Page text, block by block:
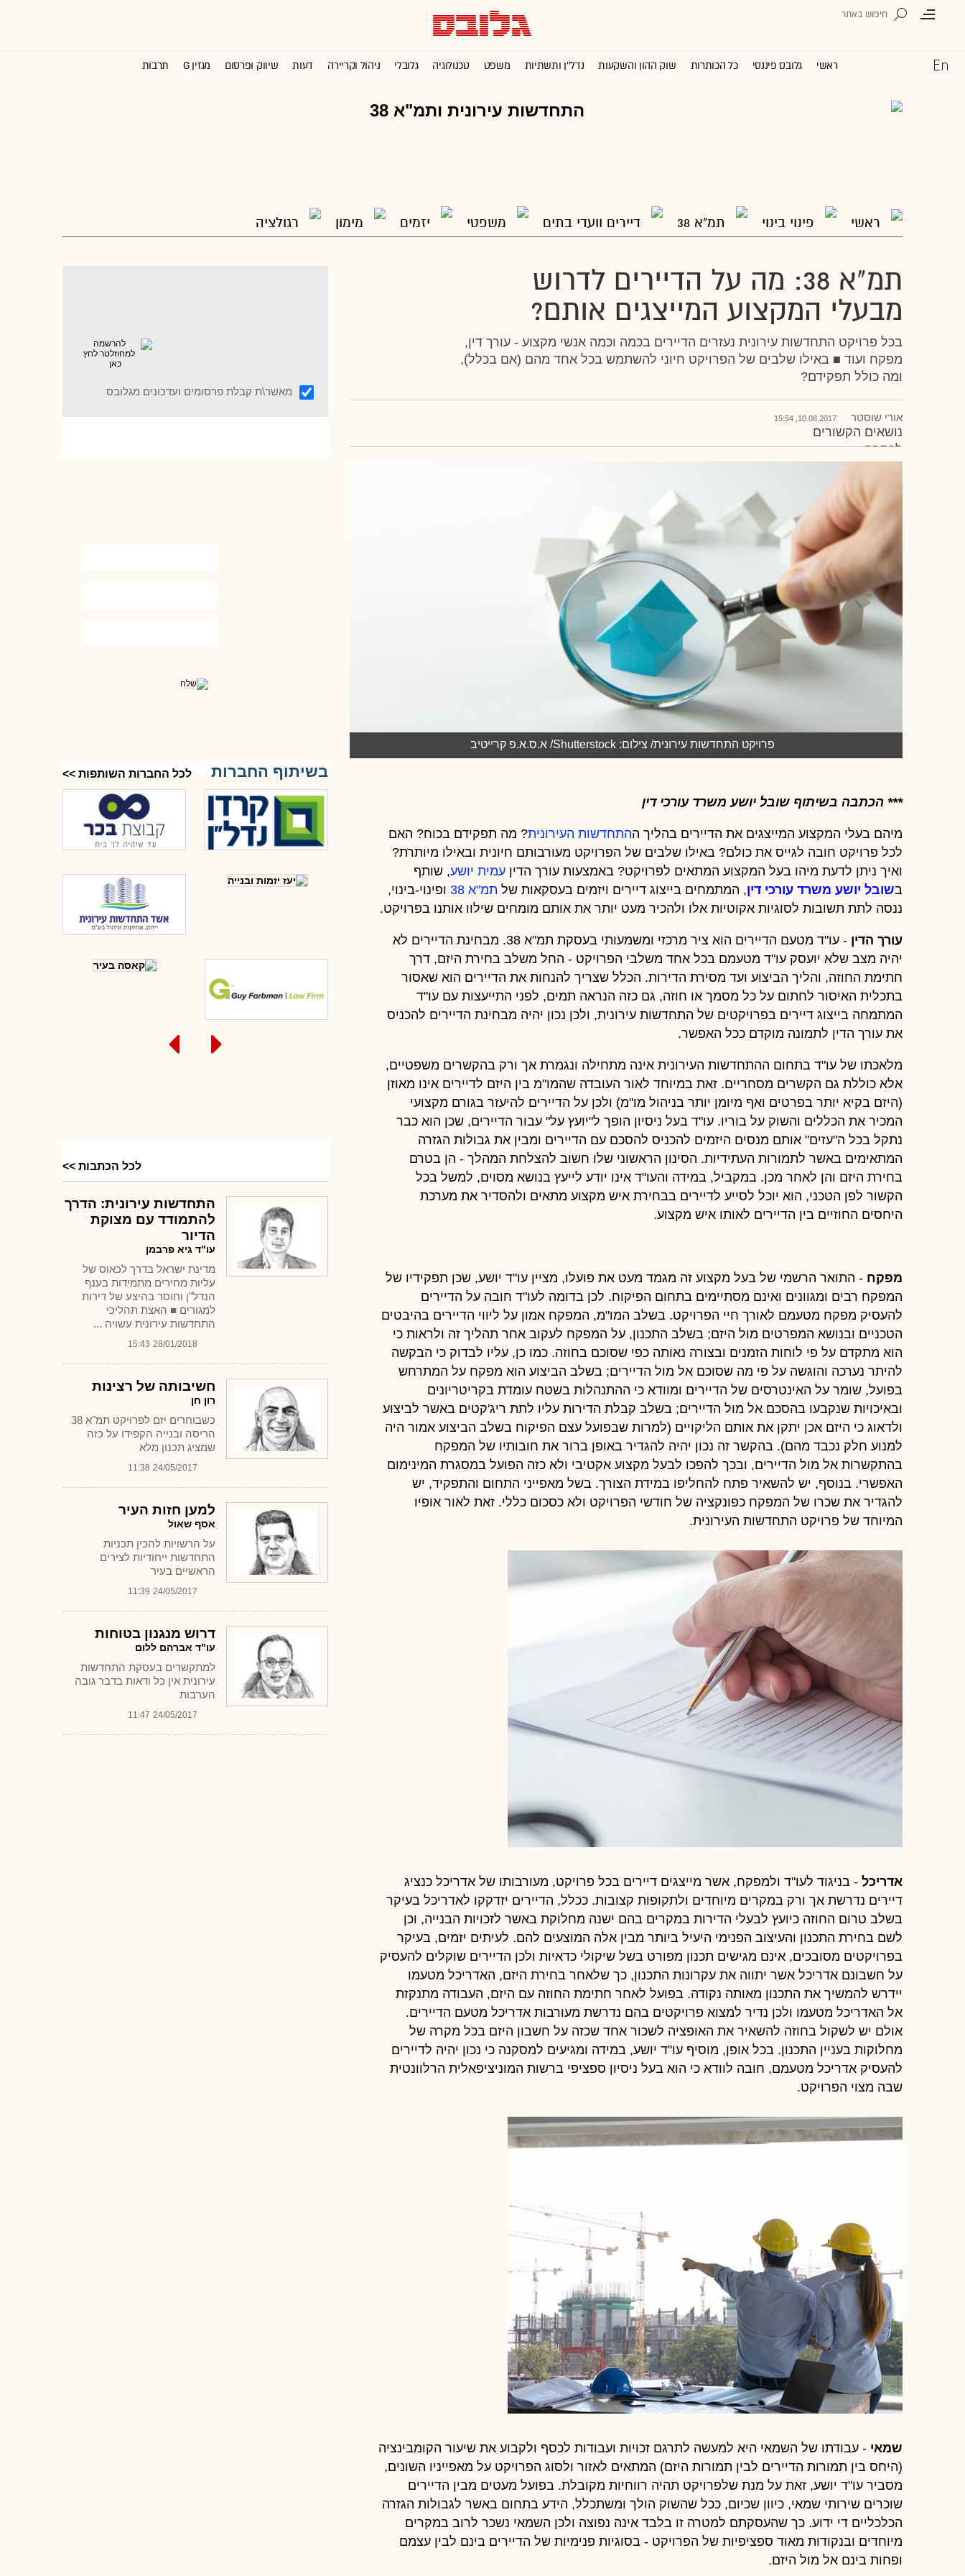
ראשי גלובס פיננסי כל הכותרות שוק ההון והשקעות נדל''ן ותשתיות משפט טכנולוגיה גלובלי ניהול וקריירה דעות שיווק ופרסום מגזין G תרבות
ראשי פינוי בינוי תמ"א 38 דיירים וועדי בתים משפטי יזמים מימון רגולציה
תמ"א 38: מה על הדיירים לדרוש
מבעלי המקצוע המייצגים אותם?
בכל פרויקט התחדשות עירונית נעזרים הדיירים בכמה וכמה אנשי מקצוע - עורך דין,
מפקח ועוד ■ באילו שלבים של הפרויקט חיוני להשתמש בכל אחד מהם (אם בכלל),
ומה כולל תפקידם?
אורי שוסטר 10.08.2017, 15:54
נושאים הקשורים
לכתבה
התחדשות עירונית
עו"ד עמית יושע
פרויקט התחדשות עירונית/ צילום: Shutterstock/ א.ס.א.פ קרייטיב
*** הכתבה בשיתוף שובל יושע משרד עורכי דין
מיהם בעלי המקצוע המייצגים את הדיירים בהליך ההתחדשות העירונית? מה תפקידם בכוח? האם
לכל פרויקט חובה לגייס את כולם? באילו שלבים של הפרויקט מעורבותם חיונית ובאילו מיותרת?
ואיך ניתן לדעת מיהו בעל המקצוע המתאים לפרויקט? באמצעות עורך הדין עמית יושע, שותף
בשובל יושע משרד עורכי דין, המתמחים בייצוג דיירים ויזמים בעסקאות של תמ"א 38
ופינוי-בינוי,
ננסה לתת תשובות לסוגיות אקוטיות אלו ולהכיר מעט יותר את אותם מומחים שילוו אותנו בפרויקט.
עורך הדין
- עו"ד מטעם הדיירים הוא ציר מרכזי ומשמעותי בעסקת תמ"א 38. מבחינת הדיירים לא
יהיה מצב שלא יועסק עו"ד מטעמם בכל אחד משלבי הפרויקט - החל משלב בחירת היזם, דרך
חתימת החוזה, והליך הביצוע ועד מסירת הדירות. הכלל שצריך להנחות את הדיירים הוא שאסור
בתכלית האיסור לחתום על כל מסמך או חוזה, גם כזה הנראה תמים, לפני התייעצות עם עו"ד
המתמחה בייצוג דיירים בפרויקטים של התחדשות עירונית, ולכן נכון יהיה מבחינת הדיירים להכניס
את עורך הדין לתמונה מוקדם ככל האפשר.
מלאכתו של עו"ד בתחום ההתחדשות העירונית אינה מתחילה ונגמרת אך ורק בהקשרים משפטיים,
אלא כוללת גם הקשרים מסחריים. זאת במיוחד לאור העובדה שהמו"מ בין היזם לדיירים אינו מאוזן
(היזם בקיא יותר בפרטים ואף מיומן יותר בניהול מו"מ) ולכן על הדיירים להיעזר בגורם מקצועי
המכיר את הכללים והשוק על בוריו. עו"ד בעל ניסיון הופך ל"יועץ על" עבור הדיירים, שכן הוא כבר
נתקל בכל ה"עזים" אותם מנסים היזמים להכניס להסכם עם הדיירים ומבין את גבולות הגזרה
המתאימים באשר לתמורות העתידיות. הסינון הראשוני שלו חשוב להצלחת המהלך - הן בטרם
בחירת היזם והן לאחר מכן. במקביל, במידה והעו"ד אינו יודע לייעץ בנושא מסוים, למשל בכל
הקשור לפן הטכני, הוא יוכל לסייע לדיירים בבחירת איש מקצוע מתאים ולהסדיר את מערכת
היחסים החוזיים בין הדיירים לאותו איש מקצוע.
מפקח - התואר הרשמי של בעל מקצוע זה מגמד מעט את פועלו, מציין עו"ד יושע, שכן תפקידיו של
המפקח רבים ומגוונים ואינם מסתיימים בתחום הפיקוח. לכן בדומה לעו"ד חובה על הדיירים
להעסיק מפקח מטעמם לאורך חיי הפרויקט. בשלב המו"מ, המפקח אמון על ליווי הדיירים בהיבטים
הטכניים ובנושא המפרטים מול היזם; בשלב התכנון, על המפקח לעקוב אחר תהליך זה ולראות כי
הוא מתקדם על פי לוחות הזמנים ובצורה נאותה כפי שסוכם בחוזה. כמו כן, עליו לבדוק כי הבקשה
להיתר נערכה והוגשה על פי מה שסוכם אל מול הדיירים; בשלב הביצוע הוא מפקח על המתרחש
בפועל, שומר על האינטרסים של הדיירים ומוודא כי ההתנהלות בשטח עומדת בקריטריונים
ובאיכויות שנקבעו בהסכם אל מול הדיירים; בשלב קבלת הדירות עליו לתת ריג'קטים באשר לביצוע
ולדאוג כי היזם אכן יתקן את אותם הליקויים (למרות שבפועל עצם הפיקוח בשלב הביצוע אמור היה
למנוע חלק נכבד מהם). בהקשר זה נכון יהיה להגדיר באופן ברור את חובותיו של המפקח
בהתקשרות אל מול הדיירים, ובכך להפכו לבעל מקצוע אקטיבי ולא כזה הפועל במסגרת המינימום
האפשרי. בנוסף, יש להשאיר פתח להחליפו במידת הצורך. בשל מאפייני התחום והתפקיד, יש
להגדיר את שכרו של המפקח כפונקציה של חודשי הפרויקט ולא כסכום כללי. זאת לאור אופיו
המיוחד של פרויקט התחדשות העירונית.
אדריכל - בניגוד לעו"ד ולמפקח, אשר מייצגים דיירים בכל פרויקט, מעורבותו של אדריכל כנציג
דיירים נדרשת אך ורק במקרים מיוחדים ולתקופות קצובות. ככלל, הדיירים יזדקקו לאדריכל בעיקר
בשלב טרום החוזה כיועץ לבעלי הדירות במקרים בהם ישנה מחלוקת באשר לזכויות הבנייה, וכן
לשם בחירת התכנון והעיצוב הפנימי היעיל ביותר מבין אלה המוצעים להם. לעיתים יזמים, בעיקר
בפרויקטים מסובכים, אינם מגישים תכנון מפורט בשל שיקולי כדאיות ולכן הדיירים שוקלים להעסיק
על חשבונם אדריכל אשר יתווה את עקרונות התכנון, כך שלאחר בחירת היזם, האדריכל מטעמו
יידרש להמשיך את התכנון מאותה נקודה. בפועל לאחר חתימת החוזה עם היזם, העבודה מתנקזת
אל האדריכל מטעמו ולכן נדיר למצוא פרויקטים בהם נדרשת מעורבות אדריכל מטעם הדיירים.
אולם יש לשקול בחוזה להשאיר את האופציה לשכור אחד שכזה על חשבון היזם בכל מקרה של
מחלוקות בעניין התכנון. בכל אופן, מוסיף עו"ד יושע, במידה ומגיעים למסקנה כי נכון יהיה לדיירים
להעסיק אדריכל מטעמם, חובה לוודא כי הוא בעל ניסיון ספציפי ברשות המוניציפאלית הרלוונטית
שבה מצוי הפרויקט.
שמאי - עבודתו של השמאי היא למעשה לתרגם זכויות ועבודות לכסף ולקבוע את שיעור הקומבינציה
(היחס בין תמורות הדיירים לבין תמורות היזם) המתאים לאזור ולסוג הפרויקט על מאפייניו השונים,
מסביר עו"ד יושע, זאת על מנת שלפרויקט תהיה רווחיות מקובלת. בפועל מעטים מבין הדיירים
שוכרים שירותי שמאי, כיוון שכיום, ככל שהשוק הולך ומשתכלל, הידע בתחום באשר לגבולות הגזרה
הכלכליים די ידוע. כך שהעסקתם למטרה זו בלבד אינה נפוצה ולכן השמאי נשכר לרוב במקרים
מיוחדים ובנקודות מאוד ספציפיות של הפרויקט - בסוגיות פנימיות של הדיירים בינם לבין עצמם
ופחות בינם אל מול היזם.
מאשר\ת קבלת פרסומים ועדכונים מגלובס
בשיתוף החברות לכל החברות השותפות >>
לכל הכתבות >>
התחדשות עירונית: הדרך
להתמודד עם מצוקת
הדיור
עו"ד גיא פרבמן
מדינת ישראל בדרך לכאוס של
עליות מחירים מתמידות בענף
הנדל"ן וחוסר בהיצע של דירות
למגורים ■ האצת תהליכי
התחדשות עירונית עשויה ...
28/01/2018
15:43
חשיבותה של רצינות
רון חן
כשבוחרים יזם לפרויקט תמ"א 38
הריסה ובנייה הקפידו על כזה
שמציג תכנון מלא
24/05/2017
11:38
למען חזות העיר
אסף שאול
על הרשויות להכין תכניות
התחדשות ייחודיות לצירים
הראשיים בעיר
24/05/2017
11:39
דרוש מנגנון בטוחות
עו"ד אברהם ללום
למתקשרים בעסקת התחדשות
עירונית אין כל ודאות בדבר גובה
הערבות
24/05/2017
11:47